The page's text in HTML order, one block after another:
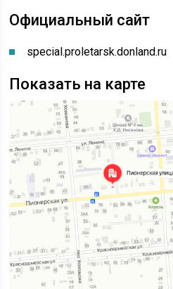
Официальный сайт
special.proletarsk.donland.ru
Показать на карте